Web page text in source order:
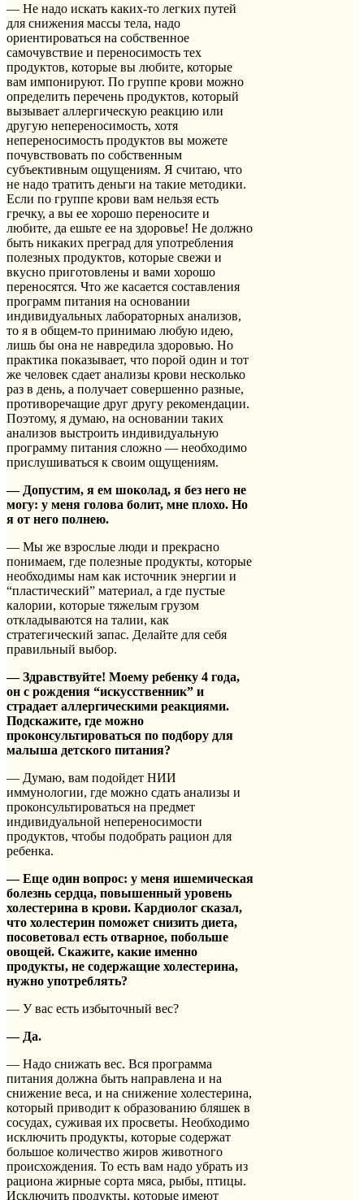
— Не надо искать каких-то легких путей
для снижения массы тела, надо
ориентироваться на собственное
самочувствие и переносимость тех
продуктов, которые вы любите, которые
вам импонируют. По группе крови можно
определить перечень продуктов, который
вызывает аллергическую реакцию или
другую непереносимость, хотя
непереносимость продуктов вы можете
почувствовать по собственным
субъективным ощущениям. Я считаю, что
не надо тратить деньги на такие методики.
Если по группе крови вам нельзя есть
гречку, а вы ее хорошо переносите и
любите, да ешьте ее на здоровье! Не должно
быть никаких преград для употребления
полезных продуктов, которые свежи и
вкусно приготовлены и вами хорошо
переносятся. Что же касается составления
программ питания на основании
индивидуальных лабораторных анализов,
то я в общем-то принимаю любую идею,
лишь бы она не навредила здоровью. Но
практика показывает, что порой один и тот
же человек сдает анализы крови несколько
раз в день, а получает совершенно разные,
противоречащие друг другу рекомендации.
Поэтому, я думаю, на основании таких
анализов выстроить индивидуальную
программу питания сложно — необходимо
прислушиваться к своим ощущениям.
— Допустим, я ем шоколад, я без него не
могу: у меня голова болит, мне плохо. Но
я от него полнею.
— Мы же взрослые люди и прекрасно
понимаем, где полезные продукты, которые
необходимы нам как источник энергии и
“пластический” материал, а где пустые
калории, которые тяжелым грузом
откладываются на талии, как
стратегический запас. Делайте для себя
правильный выбор.
— Здравствуйте! Моему ребенку 4 года,
он с рождения “искусственник” и
страдает аллергическими реакциями.
Подскажите, где можно
проконсультироваться по подбору для
малыша детского питания?
— Думаю, вам подойдет НИИ
иммунологии, где можно сдать анализы и
проконсультироваться на предмет
индивидуальной непереносимости
продуктов, чтобы подобрать рацион для
ребенка.
— Еще один вопрос: у меня ишемическая
болезнь сердца, повышенный уровень
холестерина в крови. Кардиолог сказал,
что холестерин поможет снизить диета,
посоветовал есть отварное, побольше
овощей. Скажите, какие именно
продукты, не содержащие холестерина,
нужно употреблять?
— У вас есть избыточный вес?
— Да.
— Надо снижать вес. Вся программа
питания должна быть направлена и на
снижение веса, и на снижение холестерина,
который приводит к образованию бляшек в
сосудах, суживая их просветы. Необходимо
исключить продукты, которые содержат
большое количество жиров животного
происхождения. То есть вам надо убрать из
рациона жирные сорта мяса, рыбы, птицы.
Исключить продукты, которые имеют